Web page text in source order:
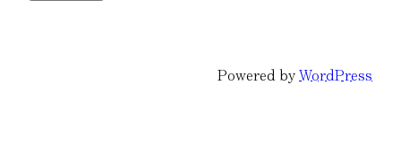
Powered by WordPress